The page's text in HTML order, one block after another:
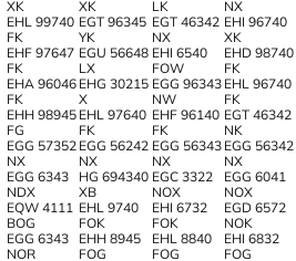
XK
XK
LK
NX
EHL 99740
FK
EGT 96345
YK
EGT 46342
NX
EHI 96740
XK
EHF 97647
FK
EGU 56648
LX
EHI 6540
FOW
EHD 98740
FK
EHA 96046
FK
EHG 30215
X
EGG 96343
NW
EHL 96740
FK
EHH 98945
FG
EHL 97640
FK
EHF 96140
FK
EGT 46342
NK
EGG 57352
NX
EGG 56242
NX
EGG 56343
NX
EGG 56342
NX
EGG 6343
NDX
HG 694340
XB
EGC 3322
NOX
EGG 6041
NOX
EQW 4111
BOG
EHL 9740
FOK
EHI 6732
FOK
EGD 6572
NOK
EGG 6343
NOR
EHH 8945
FOG
EHL 8840
FOG
EHI 6832
FOG